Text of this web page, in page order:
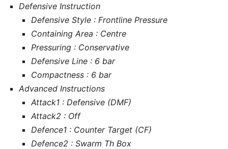
Defensive Instruction
Defensive Style : Frontline Pressure
Containing Area : Centre
Pressuring : Conservative
Defensive Line : 6 bar
Compactness : 6 bar
Advanced Instructions
Attack1 : Defensive (DMF)
Attack2 : Off
Defence1 : Counter Target (CF)
Defence2 : Swarm Th Box